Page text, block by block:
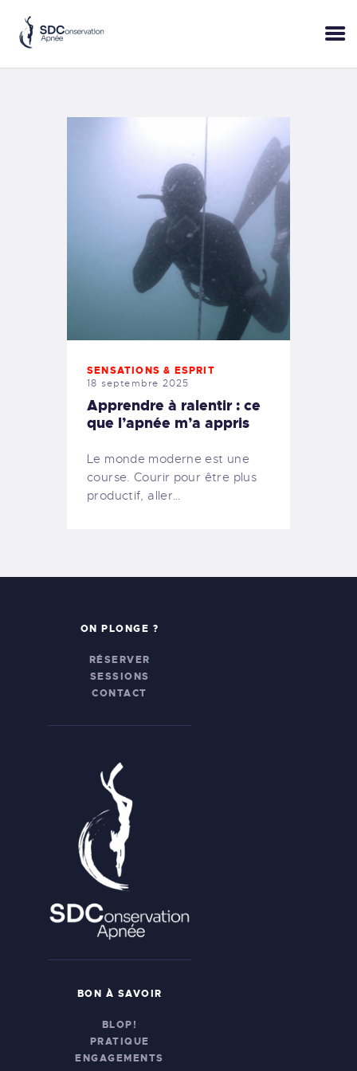
ACCUEIL
BONS CADEAUX
RÉSERVER
+33 (6) 95 50 18 95
SENSATIONS & ESPRIT
18 septembre 2025
Apprendre à ralentir : ce
que l’apnée m’a appris
Le monde moderne est une
course. Courir pour être plus
productif, aller…
ON PLONGE ?
RÉSERVER
SESSIONS
CONTACT
BON À SAVOIR
BLOP!
PRATIQUE
ENGAGEMENTS